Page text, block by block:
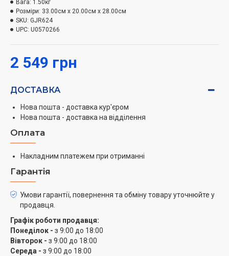
можлива в 2-х швидкісних режимах, тому
користувач може самостійно вибрати найбільш
відповідає простий поворотний механізм,
Конструкція корпусу
Корпус соковижималки виконаний з високоякісної
нержавіючої сталі, стійкої до зовнішніх механічних
пошкоджень і утворенню корозії. Також вона
захищена від перегріву, тому працювати з нею ви
можете тривалий час, не турбуючись про її
перевантаження. Надійну стійкість на будь-якій рівній
поверхні забезпечують спеціальні прогумовані ніжки
на нижній підставі корпусу.
2 549 грн
Вага: 1.50кг
Розміри: 33.00см x 20.00см x 28.00см
SKU: GJR624
UPC: U0570266
ДОСТАВКА
Нова пошта - доставка кур'єром
Нова пошта - доставка на відділення
Оплата
Накладним платежем при отриманні
Гарантія
Умови гарантії, повернення та обміну товару уточнюйте у
продавця.
Графік роботи продавця:
Понеділок - з 9:00 до 18:00
Вівторок - з 9:00 до 18:00
Середа - з 9:00 до 18:00